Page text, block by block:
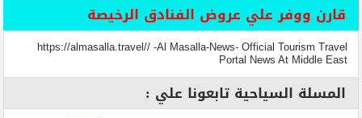
قارن ووفر علي عروض الفنادق الرخيصة
https://almasalla.travel// -Al Masalla-News- Official Tourism Travel
Portal News At Middle East
المسلة السياحية تابعونا علي :